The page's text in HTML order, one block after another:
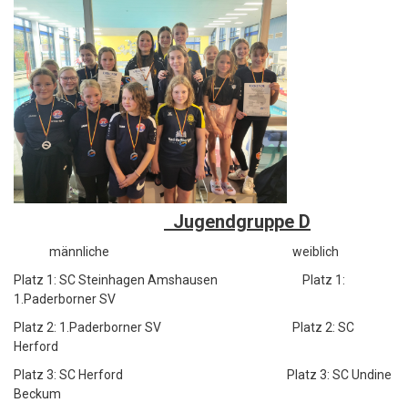
Jugendgruppe D
männliche weiblich
Platz 1: SC Steinhagen Amshausen Platz 1:
1.Paderborner SV
Platz 2: 1.Paderborner SV Platz 2: SC
Herford
Platz 3: SC Herford Platz 3: SC Undine
Beckum